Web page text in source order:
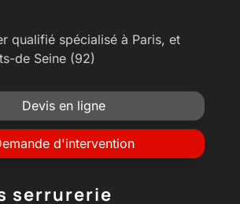
qualifié spécialisé à Paris, et
de Seine (92)
Devis en ligne
d'intervention
serrurerie